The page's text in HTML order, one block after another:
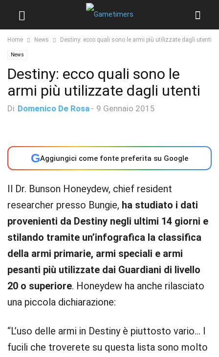
Home News Destiny: ecco quali sono le armi più utilizzate dagli utenti
News
Destiny: ecco quali sono le
armi più utilizzate dagli utenti
Di Domenico De Rosa - 9 Gennaio 2015
GAggiungici come fonte preferita su Google
Il Dr. Bunson Honeydew, chief resident
researcher presso Bungie, ha studiato i dati
provenienti da Destiny negli ultimi 14 giorni e
stilando tramite un’infografica la classifica
della armi primarie, armi speciali e armi
pesanti più utilizzate dai Guardiani di livello
20 o superiore. Honeydew ha anche rilasciato
una piccola dichiarazione:
“L’uso delle armi in Destiny è piuttosto vario… I
fucili che troverete su questa lista sono molto